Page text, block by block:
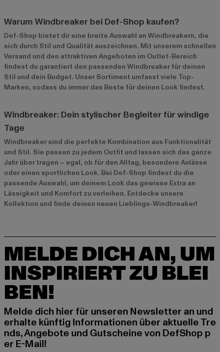
Warum Windbreaker bei Def-Shop kaufen?
Def-Shop bietet dir eine breite Auswahl an Windbreakern, die
sich durch Stil und Qualität auszeichnen. Mit unserem schnellen
Versand und den attraktiven Angeboten im Outlet-Bereich
findest du garantiert den passenden Windbreaker für deinen
Stil und dein Budget. Unser Sortiment umfasst viele Top-
Marken, sodass du immer das Beste für deinen Look findest.
Windbreaker: Dein stylischer Begleiter für windige
Tage
Windbreaker sind die perfekte Kombination aus Funktionalität
und Stil. Sie passen zu jedem Outfit und lassen sich das ganze
Jahr über tragen – egal, ob für den Alltag, besondere Anlässe
oder einen sportlichen Look. Bei Def-Shop findest du die
passende Auswahl, um deinem Look das gewisse Extra an
Lässigkeit und Komfort zu verleihen. Entdecke unsere
Kollektion und finde deinen neuen Lieblings-Windbreaker!
MELDE DICH AN, UM
INSPIRIERT ZU BLEI
BEN!
Melde dich hier für unseren Newsletter an und
erhalte künftig Informationen über aktuelle Tre
nds, Angebote und Gutscheine von DefShop p
er E-Mail!